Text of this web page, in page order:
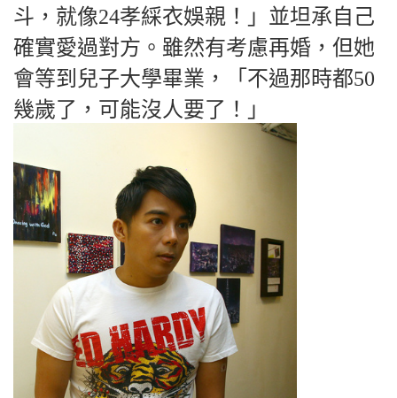
斗，就像24孝綵衣娛親！」並坦承自己
確實愛過對方。雖然有考慮再婚，但她
會等到兒子大學畢業，「不過那時都50
幾歲了，可能沒人要了！」